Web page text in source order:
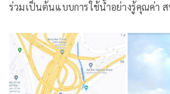
ร่วมเป็นต้นแบบการใช้น้ำอย่างรู้คุณค่า